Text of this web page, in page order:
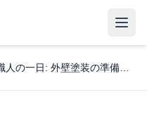
雨の日も挑む、職人の一日: 外壁塗装の準備への道